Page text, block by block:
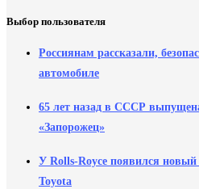
Выбор пользователя
Россиянам рассказали,
автомобиле
65 лет назад в СССР
«Запорожец»
У Rolls-Royce появился
Toyota